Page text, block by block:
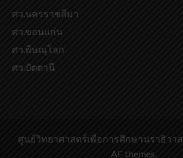
ศว.นครราชสีมา
ศว.ขอนแก่น
ศว.พิษณุโลก
ศว.ปัตตานี
ศูนย์วิทยาศาสตร์เพื่อการศึกษานราธิวาส
AF themes.